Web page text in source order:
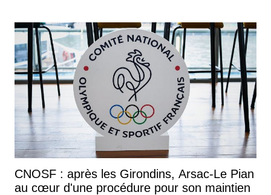
CNOSF : après les Girondins, Arsac-Le Pian
au cœur d'une procédure pour son maintien